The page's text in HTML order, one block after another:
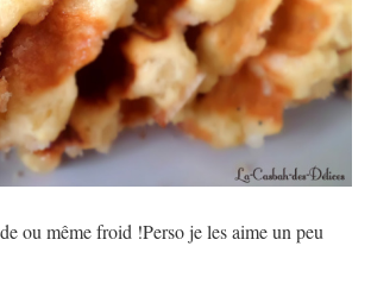
ou même froid !Perso je les aime un peu